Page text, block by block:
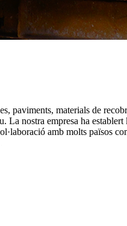
paviments, materials de
nostra empresa ha
amb molts països